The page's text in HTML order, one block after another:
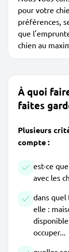
pour votre
préférences,
que
chien au
À quoi
faites
Plusieurs
compte :
est-ce
avec les
dans
elle :
occuper...